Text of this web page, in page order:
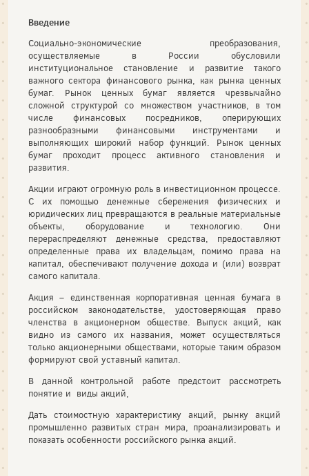
Введение
Социально-экономические преобразования,
осуществляемые в России обусловили
институциональное становление и развитие такого
важного сектора финансового рынка, как рынка ценных
бумаг. Рынок ценных бумаг является чрезвычайно
сложной структурой со множеством участников, в том
числе финансовых посредников, оперирующих
разнообразными финансовыми инструментами и
выполняющих широкий набор функций. Рынок ценных
бумаг проходит процесс активного становления и
развития.
Акции играют огромную роль в инвестиционном процессе.
С их помощью денежные сбережения физических и
юридических лиц превращаются в реальные материальные
объекты, оборудование и технологию. Они
перераспределяют денежные средства, предоставляют
определенные права их владельцам, помимо права на
капитал, обеспечивают получение дохода и (или) возврат
самого капитала.
Акция – единственная корпоративная ценная бумага в
российском законодательстве, удостоверяющая право
членства в акционерном обществе. Выпуск акций, как
видно из самого их названия, может осуществляться
только акционерными обществами, которые таким образом
формируют свой уставный капитал.
В данной контрольной работе предстоит рассмотреть
понятие и виды акций,
Дать стоимостную характеристику акций, рынку акций
промышленно развитых стран мира, проанализировать и
показать особенности российского рынка акций.